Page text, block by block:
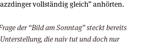
vollständig gleich” anhörten.
der “Bild am Sonntag” steckt bereits
die naiv tut und doch nur